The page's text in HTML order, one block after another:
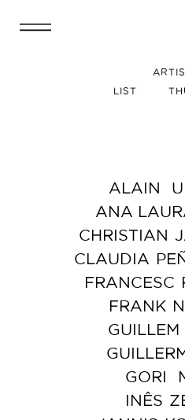
LIST
ALAIN
ANA
CHRISTIAN
CLAUDIA
FRANCESC
FRANK
GUILLEM
GORI
INÊS